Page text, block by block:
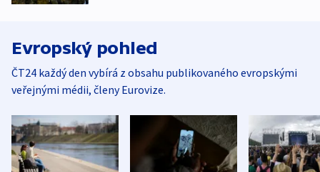
Evropský pohled
ČT24 každý den vybírá z obsahu publikovaného evropskými
veřejnými médii, členy Eurovize.